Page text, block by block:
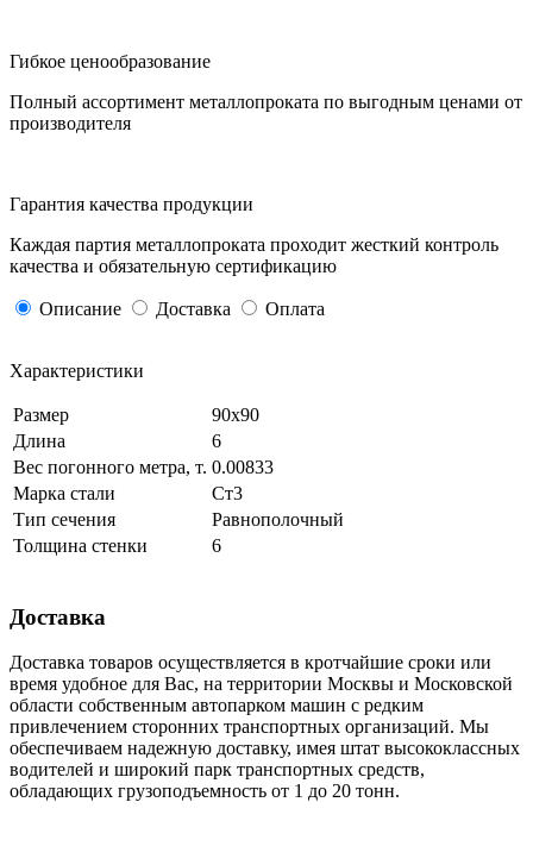
Гибкое ценообразование
Полный ассортимент металлопроката по выгодным ценами от
производителя
Гарантия качества продукции
Каждая партия металлопроката проходит жесткий контроль
качества и обязательную сертификацию
Описание Доставка Оплата
Характеристики
Размер
90x90
Длина
6
Вес погонного метра, т. 0.00833
Марка стали
Ст3
Тип сечения
Равнополочный
Толщина стенки
6
Доставка
Доставка товаров осуществляется в кротчайшие сроки или
время удобное для Вас, на территории Москвы и Московской
области собственным автопарком машин с редким
привлечением сторонних транспортных организаций. Мы
обеспечиваем надежную доставку, имея штат высококлассных
водителей и широкий парк транспортных средств,
обладающих грузоподъемность от 1 до 20 тонн.